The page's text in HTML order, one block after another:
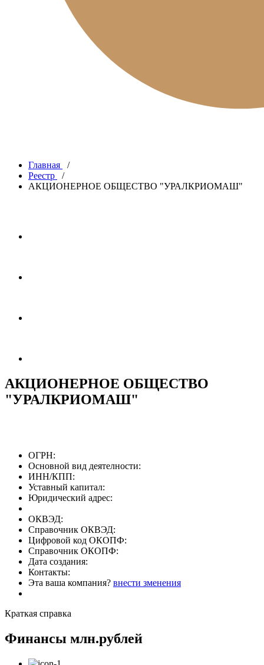
Главная
/
Реестр
/
АКЦИОНЕРНОЕ ОБЩЕСТВО "УРАЛКРИОМАШ"
АКЦИОНЕРНОЕ ОБЩЕСТВО
"УРАЛКРИОМАШ"
ОГРН:
Основной вид деятелности:
ИНН/КПП:
Уставный капитал:
Юридический адрес:
ОКВЭД:
Справочник ОКВЭД:
Цифровой код ОКОПФ:
Справочник ОКОПФ:
Дата создания:
Контакты:
Эта ваша компания? внести зменения
Краткая справка
Финансы млн.рублей